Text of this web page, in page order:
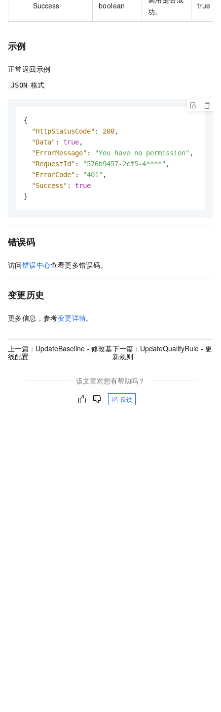
Success boolean
功。
true
示例
正常返回示例
JSON 格式
{
"HttpStatusCode" : 200,
"Data" : true,
"ErrorMessage" : "You have no permission" ,
"RequestId" : "576b9457-2cf5-4****" ,
"ErrorCode" : "401" ,
"Success" :
true
}
错误码
访问错误中心查看更多错误码。
变更历史
更多信息，参考变更详情。
上一篇： UpdateBaseline - 修改基
线配置
下一篇： UpdateQualityRule - 更
新规则
该文章对您有帮助吗？
反馈